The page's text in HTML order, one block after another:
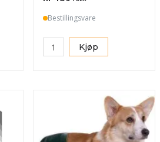
Bestillingsvare
Kjøp